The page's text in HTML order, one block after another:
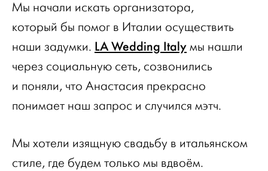
Мы начали искать организатора,
который бы помог в Италии осуществить
наши задумки. LA Wedding Italy мы нашли
через социальную сеть, созвонились
и поняли, что Анастасия прекрасно
понимает наш запрос и случился мэтч.
Мы хотели изящную свадьбу в итальянском
стиле, где будем только мы вдвоём.